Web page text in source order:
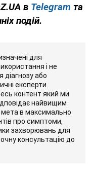
в Telegram та
подій.
для
і не
діагнозу або
експерти
контент який ми
найвищим
в максимально
про симптоми,
захворювань для
консультацію до